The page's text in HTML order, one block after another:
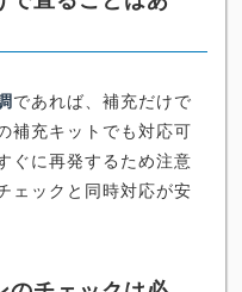
であれば、補充だけで
補充キットでも対応可
ぐに再発するため注意
ェックと同時対応が安